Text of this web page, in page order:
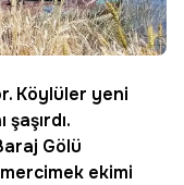
Köylüler yeni
Gölü
ekimi